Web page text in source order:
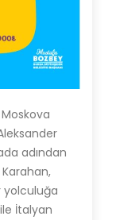
adından
yolculuğa
İtalyan